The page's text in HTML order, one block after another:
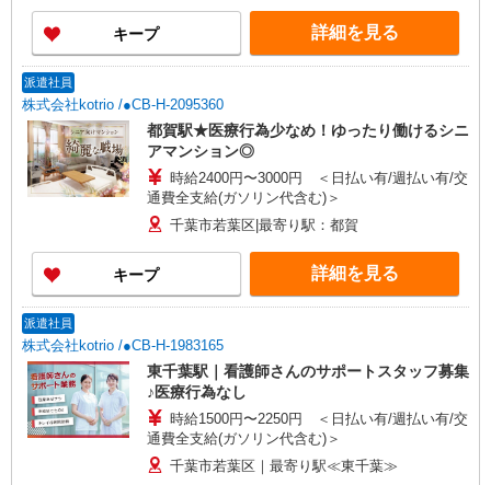
キープ 詳細を見る
派遣社員
株式会社kotrio /●CB-H-2095360
都賀駅★医療行為少なめ！ゆったり働けるシニ
アマンション◎
時給2400円〜3000円 ＜日払い有/週払い有/交
通費全支給(ガソリン代含む)＞
千葉市若葉区|最寄り駅：都賀
キープ 詳細を見る
派遣社員
株式会社kotrio /●CB-H-1983165
東千葉駅｜看護師さんのサポートスタッフ募集
♪医療行為なし
時給1500円〜2250円 ＜日払い有/週払い有/交
通費全支給(ガソリン代含む)＞
千葉市若葉区｜最寄り駅≪東千葉≫